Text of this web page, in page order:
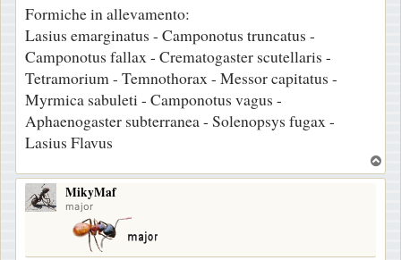
Formiche in allevamento:
Lasius emarginatus - Camponotus truncatus -
Camponotus fallax - Crematogaster scutellaris -
Tetramorium - Temnothorax - Messor capitatus -
Myrmica sabuleti - Camponotus vagus -
Aphaenogaster subterranea - Solenopsys fugax -
Lasius Flavus
o
MikyMaf
major